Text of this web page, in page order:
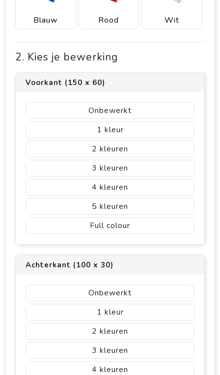
Blauw Rood Wit
2. Kies je bewerking
Voorkant (150 x 60)
Onbewerkt
1
2
3
4
5
Full colour
Achterkant (100 x 30)
Onbewerkt
1
2
3
4